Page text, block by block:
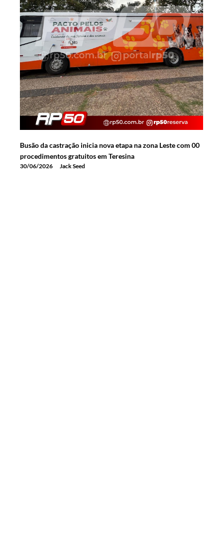
Busão da castração inicia nova etapa na zona Leste com 00
procedimentos gratuitos em Teresina
30/06/2026 Jack Seed